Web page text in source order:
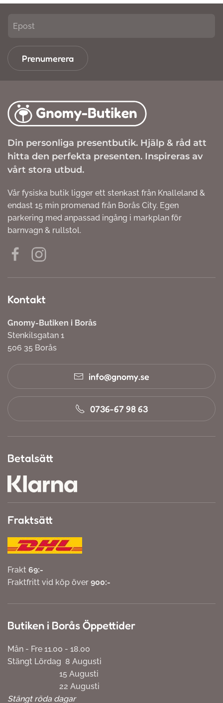
Prenumerera
Din personliga presentbutik. Hjälp & råd att
hitta den perfekta presenten. Inspireras av
vårt stora utbud.
Vår fysiska butik ligger ett stenkast från Knalleland &
endast 15 min promenad från Borås City. Egen
parkering med anpassad ingång i markplan för
barnvagn & rullstol.
Kontakt
Gnomy-Butiken i Borås
Stenkilsgatan 1
506 35 Borås
info@gnomy.se
0736-67 98 63
Betalsätt
Fraktsätt
Frakt 69:-
Fraktfritt vid köp över 900:-
Butiken i Borås Öppettider
Mån - Fre 11.00 - 18.00
Stängt Lördag 8 Augusti
15 Augusti
22 Augusti
Stängt röda dagar